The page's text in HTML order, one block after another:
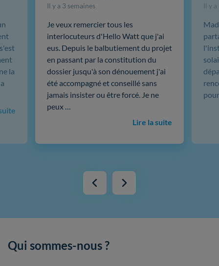
Il y a 3 semaines
Je veux remercier tous les
interlocuteurs d'Hello Watt que j'ai
eus. Depuis le balbutiement du projet
en passant par la constitution du
dossier jusqu'à son dénouement j'ai
été accompagné et conseillé sans
jamais insister ou être forcé. Je ne
peux …
Lire la suite
Il y
la
Qui sommes-nous ?